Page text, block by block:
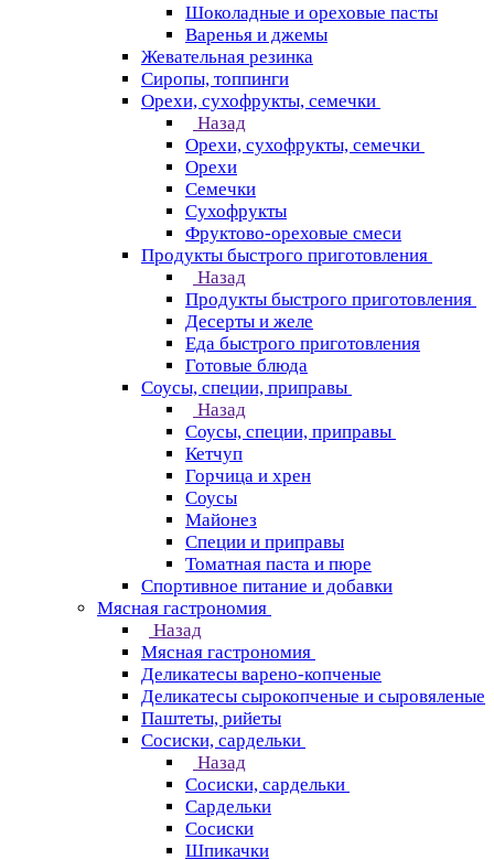
Шоколадные и ореховые пасты
Варенья и джемы
Жевательная резинка
Сиропы, топпинги
Орехи, сухофрукты, семечки
Назад
Орехи, сухофрукты, семечки
Орехи
Семечки
Сухофрукты
Фруктово-ореховые смеси
Продукты быстрого приготовления
Назад
Продукты быстрого приготовления
Десерты и желе
Еда быстрого приготовления
Готовые блюда
Соусы, специи, приправы
Назад
Соусы, специи, приправы
Кетчуп
Горчица и хрен
Соусы
Майонез
Специи и приправы
Томатная паста и пюре
Спортивное питание и добавки
Мясная гастрономия
Назад
Мясная гастрономия
Деликатесы варено-копченые
Деликатесы сырокопченые и сыровяленые
Паштеты, рийеты
Сосиски, сардельки
Назад
Сосиски, сардельки
Сардельки
Сосиски
Шпикачки